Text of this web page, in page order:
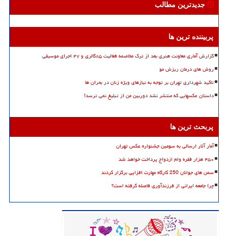
جدیدترین مطالب
پربیننده ترین ها
گزارش آماری معاونت هنری بعد از ترک مخاصمه فعالیت ۸۵گالری و ۴۷ اجرای موسیقی
روش های درمان ریزش مو
تاکید شهرداری تهران بر توجه به نیازهای ویژه زنان در بحران ها
داستان عکسهایی که منتشر نشد دوربین من از تبلیغ نمی ترسد!
پربحث ترین ها
آمار آثار ارسالی به سومین جشنواره عکس تهران
۴۵۰ هزار فقره وام ازدواج پرداخت خواهد شد
سمن های جوانان 250 کارگاه مهارت افزایی برگزار کردند
چرا جامعه ایرانی از فرزندآوری فاصله گرفته است؟